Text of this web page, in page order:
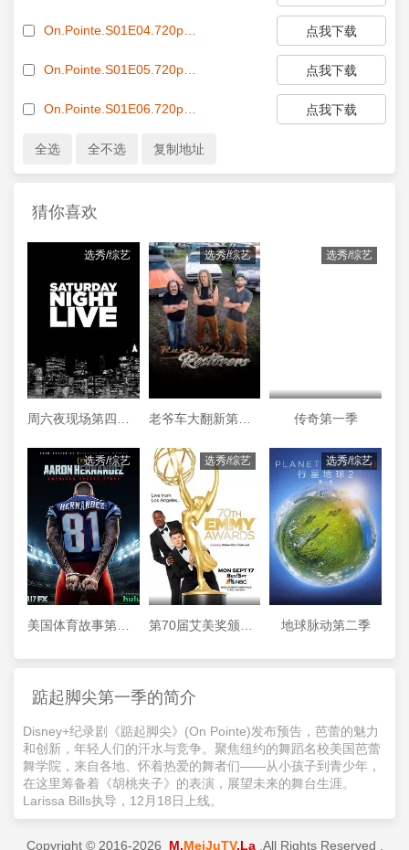
点我下载
点我下载
点我下载
猜你喜欢
选秀/综艺
周六夜现场第四十四季
选秀/综艺
老爷车大翻新第三季
选秀/综艺
传奇第一季
选秀/综艺 选秀/综艺
第70届艾美奖颁奖典礼
选秀/综艺
地球脉动第二季
踮起脚尖第一季的简介
Disney+纪录剧《踮起脚尖》(On Pointe)发布预告，芭蕾的魅力
和创新，年轻人们的汗水与竞争。聚焦纽约的舞蹈名校美国芭蕾
舞学院，来自各地、怀着热爱的舞者们——从小孩子到青少年，
在这里筹备着《胡桃夹子》的表演，展望未来的舞台生涯。
Larissa Bills执导，12月18日上线。
Copyright © 2016-2026 M.MeiJuTV.La.All Rights Reserved .